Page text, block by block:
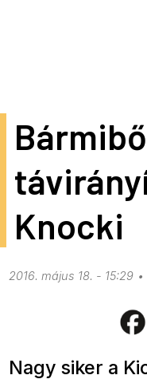
Knocki
2016. május 18. - 15:29
Nagy siker a